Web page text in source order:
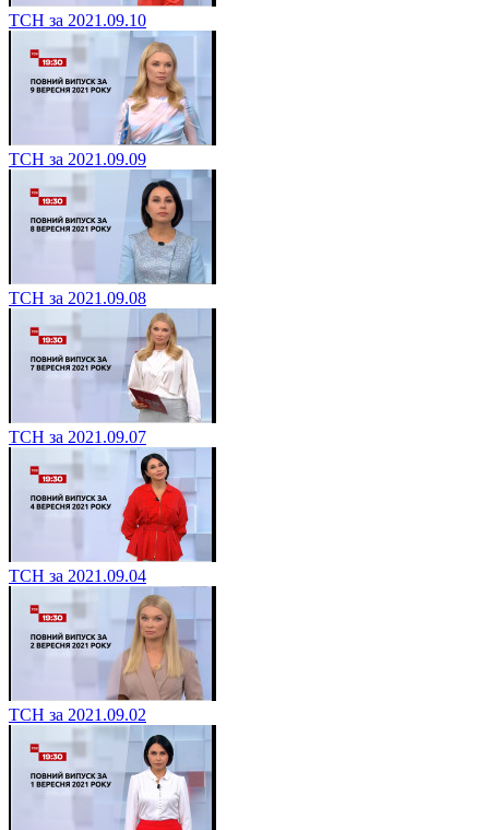
ТСН за 2021.09.10
ТСН за 2021.09.09
ТСН за 2021.09.08
ТСН за 2021.09.07
ТСН за 2021.09.04
ТСН за 2021.09.02